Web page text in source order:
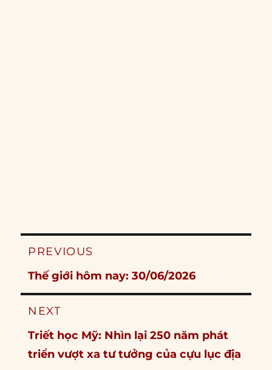
Post
PREVIOUS
Previous
post:
Thế giới hôm nay: 30/06/2026
NEXT
Next
post:
Triết học Mỹ: Nhìn lại 250 năm phát
triển vượt xa tư tưởng của cựu lục địa